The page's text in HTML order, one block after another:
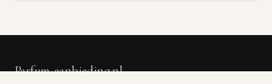
Parfum-aanbieding.nl